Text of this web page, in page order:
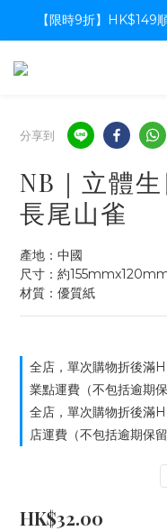
【限時9折】HK$149
【限時9折】HK$149
支付系統升級中，暫停
分享到
NB｜立體
長尾山雀
產地：中國
尺寸：約
材質：優質紙
全店，單次購物折後滿
業點運費（不包括逾期保
全店，單次購物折後滿
店運費（不包括逾期保
HK$32.00